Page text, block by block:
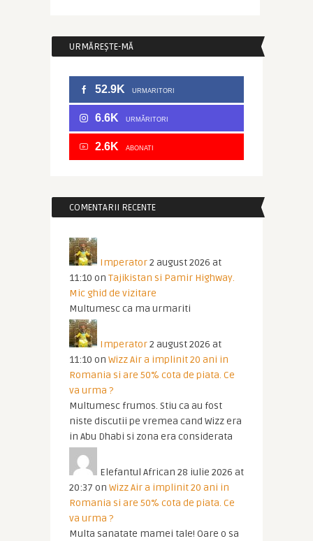
URMĂREȘTE-MĂ
52.9K URMARITORI
6.6K URMĂRITORI
2.6K ABONATI
COMENTARII RECENTE
Imperator2 august 2026 at
11:10 on Tajikistan si Pamir Highway.
Mic ghid de vizitare
Multumesc ca ma urmariti
Imperator2 august 2026 at
11:10 on Wizz Air a implinit 20 ani in
Romania si are 50% cota de piata. Ce
va urma ?
Multumesc frumos. Stiu ca au fost
niste discutii pe vremea cand Wizz era
in Abu Dhabi si zona era considerata
Elefantul African 28 iulie 2026 at
20:37 on Wizz Air a implinit 20 ani in
Romania si are 50% cota de piata. Ce
va urma ?
Multa sanatate mamei tale! Oare o sa